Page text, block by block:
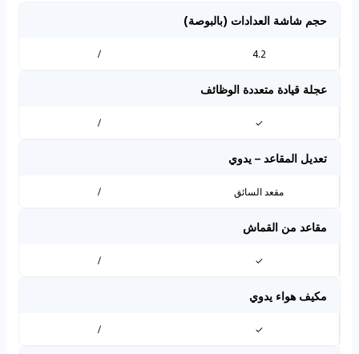
حجم شاشة العدادات (بالبوصة)
4.2
/
عجلة قيادة متعددة الوظائف
✓
/
تعديل المقاعد – يدوي
مقعد السائق /
مقاعد من القماش
✓
/
مكيف هواء يدوي
✓
/